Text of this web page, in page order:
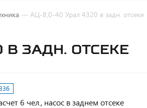
— АЦ-8,0-40 Урал 4320 в задн. отсеке
В ЗАДН. ОТСЕКЕ
6 чел., насос в заднем отсеке